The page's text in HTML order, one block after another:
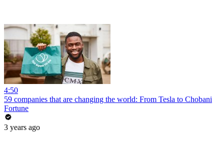
4:50
59 companies that are changing the world: From Tesla to Chobani
Fortune
3 years ago